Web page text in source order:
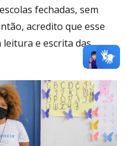
fechadas, sem
acredito que esse
e escrita das